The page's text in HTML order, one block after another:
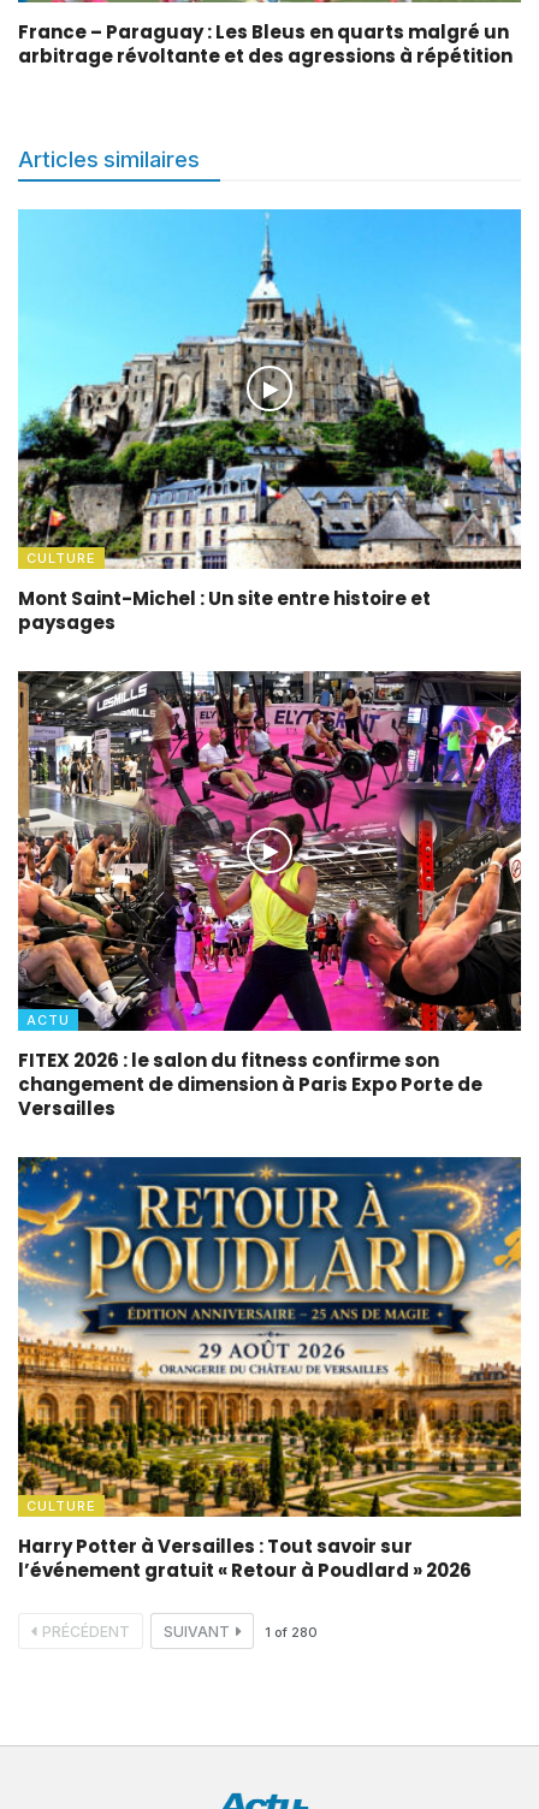
France – Paraguay : Les Bleus en quarts malgré un
arbitrage révoltante et des agressions à répétition
Articles similaires
CULTURE
Mont Saint-Michel : Un site entre histoire et
paysages
ACTU
FITEX 2026 : le salon du fitness confirme son
changement de dimension à Paris Expo Porte de
Versailles
CULTURE
Harry Potter à Versailles : Tout savoir sur
l’événement gratuit « Retour à Poudlard » 2026
PRÉCÉDENT SUIVANT 1 of 280